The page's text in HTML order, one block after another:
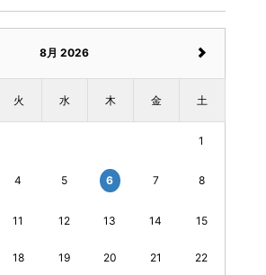
8月 2026
火 水 木 金 土
1
4 5 6 7 8
11 12 13 14 15
18 19 20 21 22